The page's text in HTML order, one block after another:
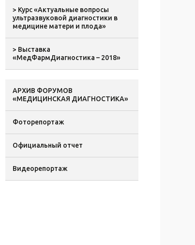
> Курс «Актуальные вопросы
ультразвуковой диагностики в
медицине матери и плода»
> Выставка
«МедФармДиагностика – 2018»
АРХИВ ФОРУМОВ
«МЕДИЦИНСКАЯ ДИАГНОСТИКА»
Фоторепортаж
Официальный отчет
Видеорепортаж